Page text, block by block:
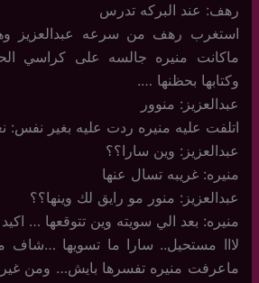
رهف: عند البركه تدرس
استغرب رهف من سرعه عبدالعزيز
ماكانت منيره جالسه على كراسي
وكتابها بحظنها ….
عبدالعزيز: منوور
اتلفت عليه منيره ردت عليه بغير نفس:
عبدالعزيز: وين سارا؟؟
منيره: غريبه تسال عنها
عبدالعزيز: منور مو رايق لك وينها؟؟
منيره: بعد الي سويته وين تتوقعها … اكيد
لااا مستحيل.. سارا ما تسويها …شاف
ماعرفت منيره تفسرها بايش… ومن